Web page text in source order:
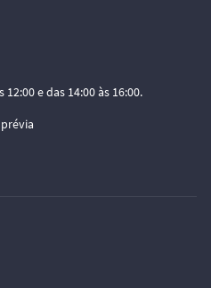
e das 14:00 às 16:00.